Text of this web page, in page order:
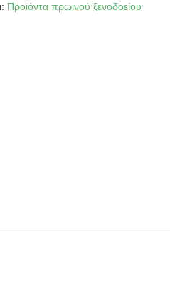
Προϊόντα πρωινού ξενοδοείου